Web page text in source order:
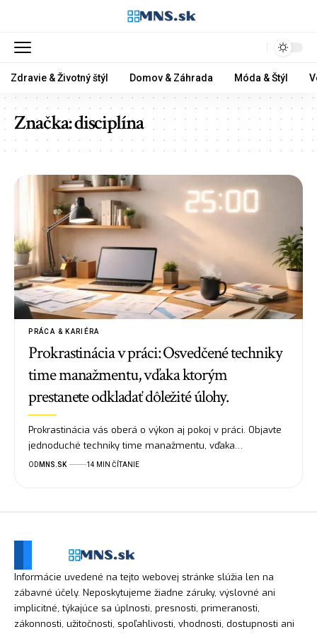
Zdravie & Životný štýl Domov & Záhrada Móda & Štýl
Značka:disciplína
PRÁCA & KARIÉRA
Prokrastinácia v práci: Osvedčené techniky
time manažmentu, vďaka ktorým
prestanete odkladať dôležité úlohy.
Prokrastinácia vás oberá o výkon aj pokoj v práci. Objavte
jednoduché techniky time manažmentu, vďaka…
OD MNS.SK 14 MIN ČÍTANIE
Informácie uvedené na tejto webovej stránke slúžia len na
zábavné účely. Neposkytujeme žiadne záruky, výslovné ani
implicitné, týkajúce sa úplnosti, presnosti, primeranosti,
zákonnosti, užitočnosti, spoľahlivosti, vhodnosti, dostupnosti ani